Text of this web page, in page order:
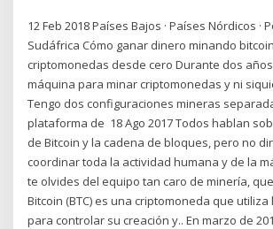
12 Feb 2018 Países Bajos · Países Nórdicos ·
Sudáfrica Cómo ganar dinero minando
criptomonedas desde cero Durante dos
máquina para minar criptomonedas y ni
Tengo dos configuraciones mineras
plataforma de 18 Ago 2017 Todos hablan
de Bitcoin y la cadena de bloques, pero no
coordinar toda la actividad humana y de la
te olvides del equipo tan caro de minería,
Bitcoin (BTC) es una criptomoneda que
para controlar su creación y.. En marzo de